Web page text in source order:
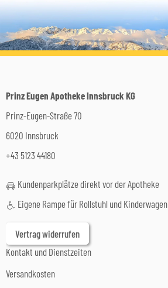
Prinz Eugen Apotheke Innsbruck KG
Prinz-Eugen-Straße 70
6020 Innsbruck
+43 5123 44180
Kundenparkplätze direkt vor der Apotheke
Eigene Rampe für Rollstuhl und Kinderwagen
Vertrag widerrufen
Kontakt und Dienstzeiten
Versandkosten